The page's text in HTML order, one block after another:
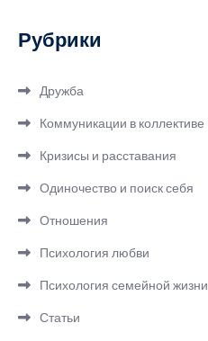
Рубрики
Дружба
Коммуникации в коллективе
Кризисы и расставания
Одиночество и поиск себя
Отношения
Психология любви
Психология семейной жизни
Статьи